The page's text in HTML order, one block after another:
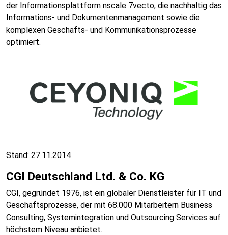
der Informationsplattform nscale 7vecto, die nachhaltig das
Informations- und Dokumentenmanagement sowie die
komplexen Geschäfts- und Kommunikationsprozesse
optimiert.
Stand: 27.11.2014
CGI Deutschland Ltd. & Co. KG
CGI, gegründet 1976, ist ein globaler Dienstleister für IT und
Geschäftsprozesse, der mit 68.000 Mitarbeitern Business
Consulting, Systemintegration und Outsourcing Services auf
höchstem Niveau anbietet.